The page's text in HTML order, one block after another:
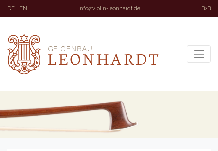
DE EN info@violin-leonhardt.de B2B